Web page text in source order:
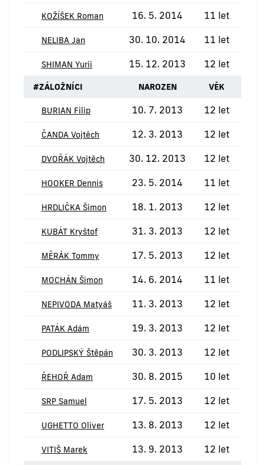
KOŽÍŠEK Roman 16. 5. 2014 11 let
NELIBA Jan 30. 10. 2014 11 let
SHIMAN Yurii 15. 12. 2013 12 let
#ZÁLOŽNÍCI NAROZEN VĚK
BURIAN Filip 10. 7. 2013 12 let
ČANDA Vojtěch 12. 3. 2013 12 let
DVOŘÁK Vojtěch 30. 12. 2013 12 let
HOOKER Dennis 23. 5. 2014 11 let
HRDLIČKA Šimon 18. 1. 2013 12 let
KUBÁT Kryštof 31. 3. 2013 12 let
MĚRÁK Tommy 17. 5. 2013 12 let
MOCHÁN Šimon 14. 6. 2014 11 let
NEPIVODA Matyáš 11. 3. 2013 12 let
PATÁK Adám 19. 3. 2013 12 let
PODLIPSKÝ Štěpán 30. 3. 2013 12 let
ŘEHOŘ Adam 30. 8. 2015 10 let
SRP Samuel 17. 5. 2013 12 let
UGHETTO Oliver 13. 8. 2013 12 let
VITIŠ Marek 13. 9. 2013 12 let